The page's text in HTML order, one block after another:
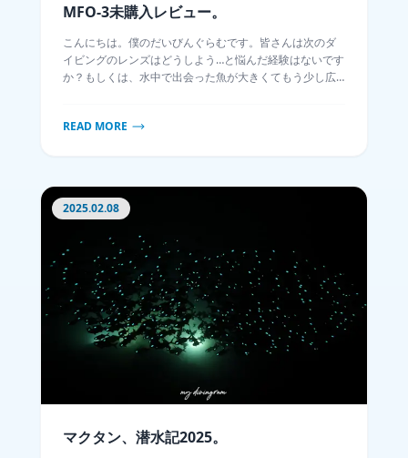
MFO-3未購入レビュー。
こんにちは。僕のだいびんぐらむです。皆さんは次のダ
イビングのレンズはどうしよう…と悩んだ経験はないです
か？もしくは、水中で出会った魚が大きくてもう少し広
ばならないという足枷がついているのですが、いつどこ
READ MORE
2025.02.08
マクタン、潜水記2025。